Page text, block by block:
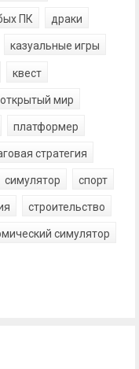
ПК драки
казуальные игры
квест
открытый мир
платформер
стратегия
симулятор спорт
строительство
симулятор